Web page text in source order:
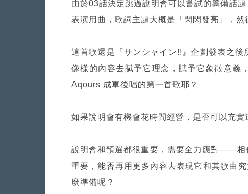
由於03話決定跳過說明會可以嘗試的籌備話
表演用曲，歌詞主題大概是「閃閃發亮」，然
這首歌還是『サンシャイン!!』企劃發表之
像樣的內容去賦予它理念，賦予它象徵意義
Aqours 成軍後唱的第一首歌耶？
如果說明會有機會花時間經營，是否可以充實
說明會和預選都很重要，需要全力應對——相
重要，能否再用更多內容去表現它和其歌曲
麼準備呢？